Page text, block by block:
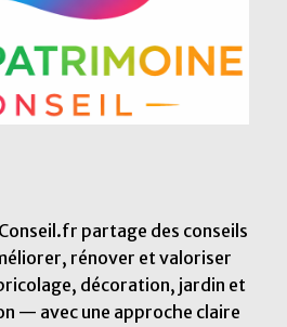
partage des conseils
rénover et valoriser
décoration, jardin et
— avec une approche claire